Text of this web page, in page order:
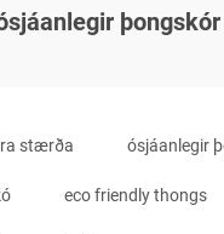
þongskór
stærða ósjáanlegir
eco friendly thongs